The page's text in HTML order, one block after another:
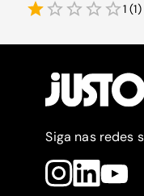
1 (1)
Siga nas redes